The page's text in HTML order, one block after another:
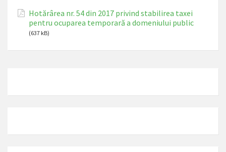
Hotărârea nr. 54 din 2017 privind stabilirea taxei
pentru ocuparea temporară a domeniului public
(637 kB)